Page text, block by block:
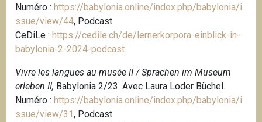
Numéro : https://babylonia.online/index.php/babylonia/i
ssue/view/44, Podcast
CeDiLe : https://cedile.ch/de/lernerkorpora-einblick-in-
babylonia-2-2024-podcast
Vivre les langues au musée II / Sprachen im Museum
erleben II, Babylonia 2/23. Avec Laura Loder Büchel.
Numéro : https://babylonia.online/index.php/babylonia/i
ssue/view/31 , Podcast